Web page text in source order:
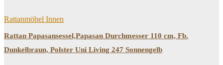
Rattanmöbel Innen
Rattan Papasansessel,Papasan Durchmesser 110 cm, Fb.
Dunkelbraun, Polster Uni Living 247 Sonnengelb